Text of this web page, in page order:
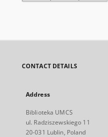
CONTACT DETAILS
Address
Biblioteka UMCS
ul. Radziszewskiego 11
20-031 Lublin, Poland